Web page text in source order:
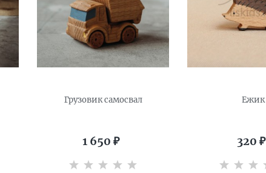
Грузовик самосвал
1 650 ₽
Ежик
320 ₽